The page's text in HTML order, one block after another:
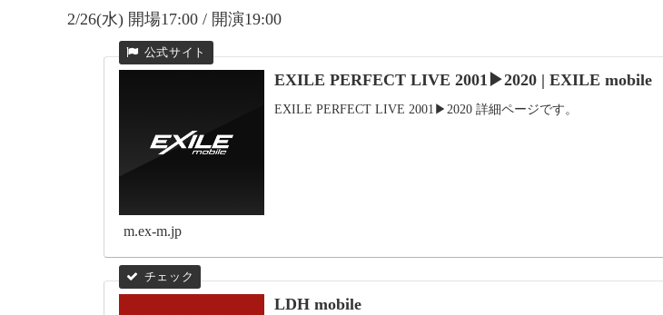
2/26(水) 開場17:00 / 開演19:00
EXILE PERFECT LIVE 2001▶2020 | EXILE mobile
EXILE PERFECT LIVE 2001▶2020 詳細ページです。
m.ex-m.jp
LDH mobile